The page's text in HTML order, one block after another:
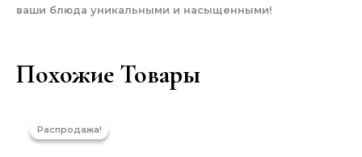
ваши блюда уникальными и насыщенными!
Похожие Товары
Распродажа!
Распродажа!составляла
230,00 ₽.